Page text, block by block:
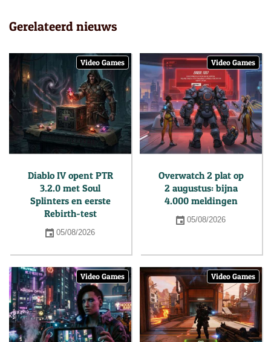
Gerelateerd nieuws
Video Games
Diablo IV opent PTR
3.2.0 met Soul
Splinters en eerste
Rebirth-test
05/08/2026
Video Games
Overwatch 2 plat op
2 augustus: bijna
4.000 meldingen
05/08/2026
Video Games Video Games